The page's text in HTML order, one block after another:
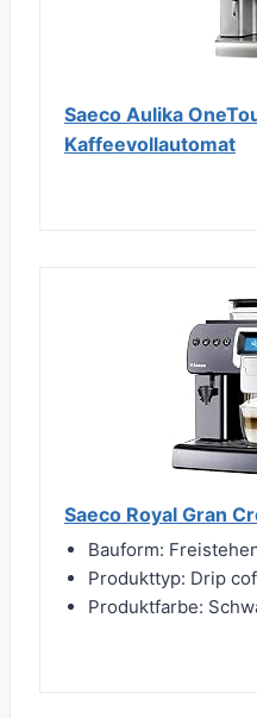
Saeco Aulika
Kaffeevollautomat
Saeco Royal Gran
Bauform:
Produkttyp: Drip
Produktfarbe: